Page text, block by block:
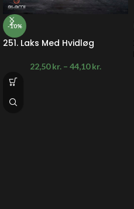
-10%
251. Laks Med Hvidløg
22,50kr. – 44,10kr.